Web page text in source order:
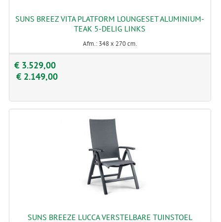
SUNS BREEZ VITA PLATFORM LOUNGESET ALUMINIUM-
TEAK 5-DELIG LINKS
Afm.: 348 x 270 cm.
€ 3.529,00
€ 2.149,00
SUNS BREEZE LUCCA VERSTELBARE TUINSTOEL